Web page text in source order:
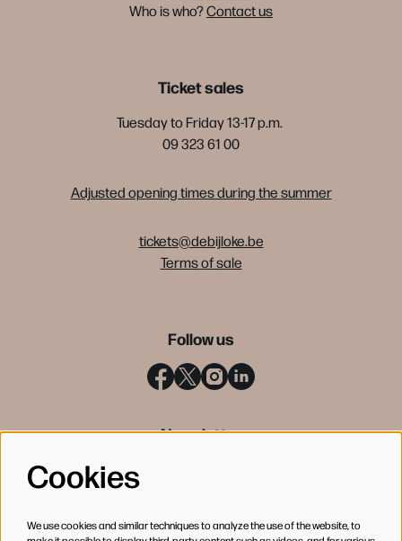
Who is who?Contact us
Ticket sales
Tuesday to Friday 13-17 p.m.
09 323 61 00
Adjusted opening times during the summer
tickets@debijloke.be
Terms of sale
Follow us
Newsletter
Cookies
We use cookies and similar techniques to analyze the use of the website, to